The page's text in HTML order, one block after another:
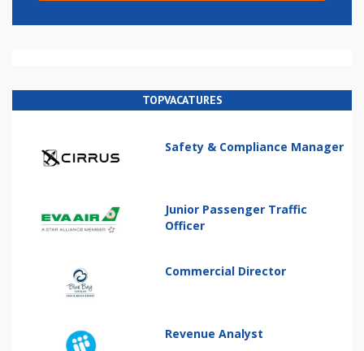
TOPVACATURES
Safety & Compliance Manager
Junior Passenger Traffic
Officer
Commercial Director
Revenue Analyst